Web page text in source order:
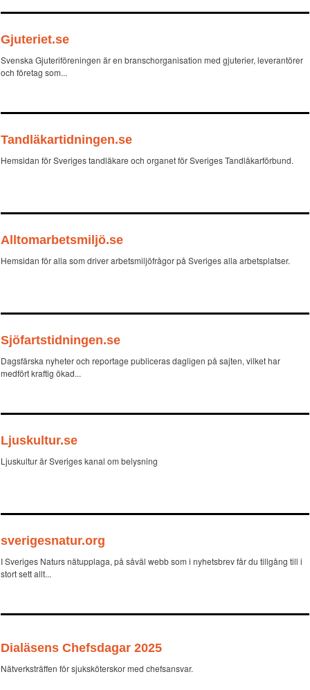
Gjuteriet.se
Svenska Gjuteriföreningen är en branschorganisation med gjuterier, leverantörer
och företag som...
Tandläkartidningen.se
Hemsidan för Sveriges tandläkare och organet för Sveriges Tandläkarförbund.
Alltomarbetsmiljö.se
Hemsidan för alla som driver arbetsmiljöfrågor på Sveriges alla arbetsplatser.
Sjöfartstidningen.se
Dagsfärska nyheter och reportage publiceras dagligen på sajten, vilket har
medfört kraftig ökad...
Ljuskultur.se
Ljuskultur är Sveriges kanal om belysning
sverigesnatur.org
I Sveriges Naturs nätupplaga, på såväl webb som i nyhetsbrev får du tillgång till i
stort sett allt...
Dialäsens Chefsdagar 2025
Nätverksträffen för sjuksköterskor med chefsansvar.